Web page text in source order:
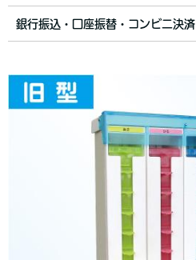
銀行振込・口座振替・コンビニ決済